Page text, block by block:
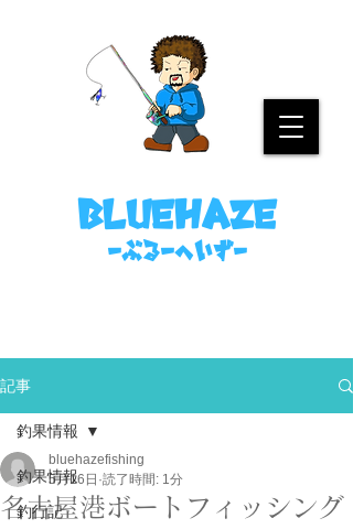
bluehaze
​－ぶるーへいずー
記事
釣果情報
釣行記
釣果情報
名古屋港ボートフィッシング
bluehazefishing
5月16日 読了時間: 1分